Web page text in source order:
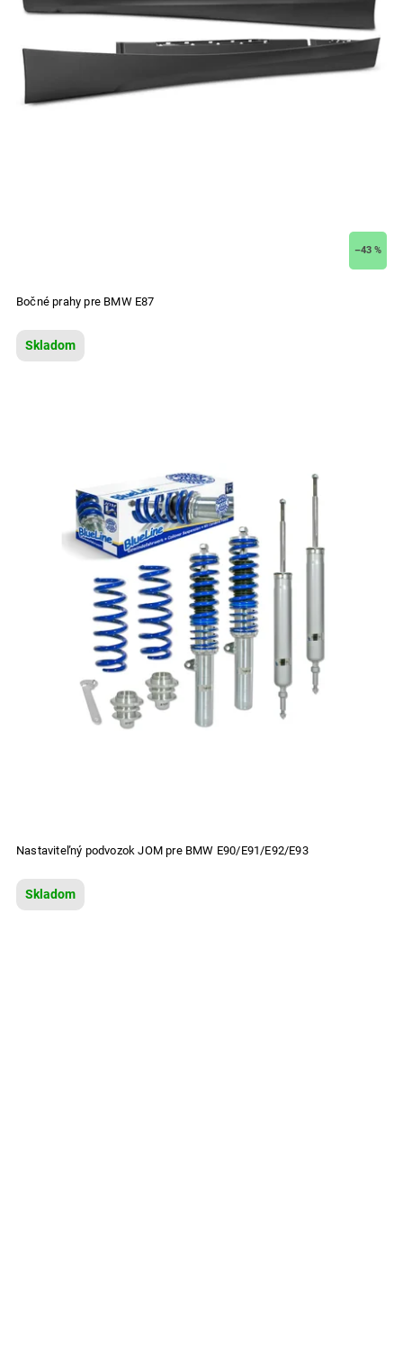
–43 %
Bočné prahy pre BMW E87
Skladom
Nastaviteľný podvozok JOM pre BMW E90/E91/E92/E93
Skladom